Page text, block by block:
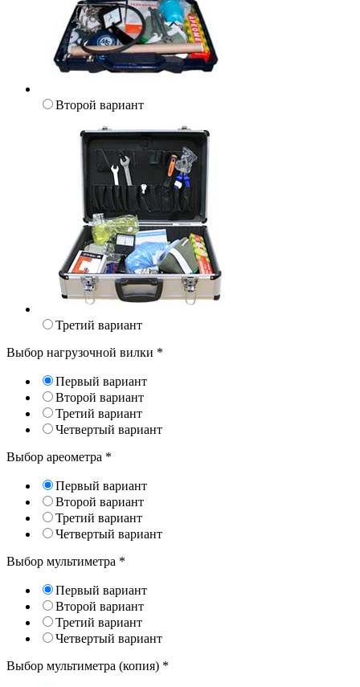
Второй вариант
Третий вариант
Выбор нагрузочной вилки *
Первый вариант
Второй вариант
Третий вариант
Четвертый вариант
Выбор ареометра *
Первый вариант
Второй вариант
Третий вариант
Четвертый вариант
Выбор мультиметра *
Первый вариант
Второй вариант
Третий вариант
Четвертый вариант
Выбор мультиметра (копия) *